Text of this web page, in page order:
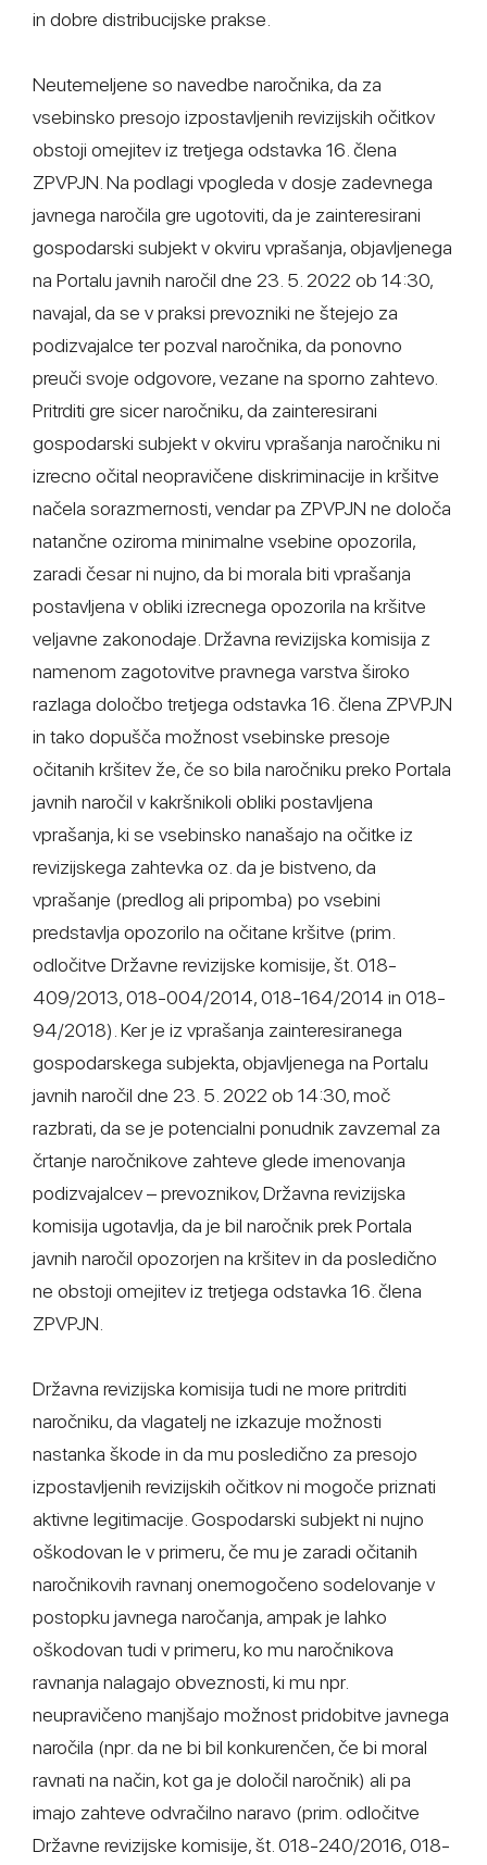
in dobre distribucijske prakse.
Neutemeljene so navedbe naročnika, da za
vsebinsko presojo izpostavljenih revizijskih očitkov
obstoji omejitev iz tretjega odstavka 16. člena
ZPVPJN. Na podlagi vpogleda v dosje zadevnega
javnega naročila gre ugotoviti, da je zainteresirani
gospodarski subjekt v okviru vprašanja, objavljenega
na Portalu javnih naročil dne 23. 5. 2022 ob 14:30,
navajal, da se v praksi prevozniki ne štejejo za
podizvajalce ter pozval naročnika, da ponovno
preuči svoje odgovore, vezane na sporno zahtevo.
Pritrditi gre sicer naročniku, da zainteresirani
gospodarski subjekt v okviru vprašanja naročniku ni
izrecno očital neopravičene diskriminacije in kršitve
načela sorazmernosti, vendar pa ZPVPJN ne določa
natančne oziroma minimalne vsebine opozorila,
zaradi česar ni nujno, da bi morala biti vprašanja
postavljena v obliki izrecnega opozorila na kršitve
veljavne zakonodaje. Državna revizijska komisija z
namenom zagotovitve pravnega varstva široko
razlaga določbo tretjega odstavka 16. člena ZPVPJN
in tako dopušča možnost vsebinske presoje
očitanih kršitev že, če so bila naročniku preko Portala
javnih naročil v kakršnikoli obliki postavljena
vprašanja, ki se vsebinsko nanašajo na očitke iz
revizijskega zahtevka oz. da je bistveno, da
vprašanje (predlog ali pripomba) po vsebini
predstavlja opozorilo na očitane kršitve (prim.
odločitve Državne revizijske komisije, št. 018-
409/2013, 018-004/2014, 018-164/2014 in 018-
94/2018). Ker je iz vprašanja zainteresiranega
gospodarskega subjekta, objavljenega na Portalu
javnih naročil dne 23. 5. 2022 ob 14:30, moč
razbrati, da se je potencialni ponudnik zavzemal za
črtanje naročnikove zahteve glede imenovanja
podizvajalcev – prevoznikov, Državna revizijska
komisija ugotavlja, da je bil naročnik prek Portala
javnih naročil opozorjen na kršitev in da posledično
ne obstoji omejitev iz tretjega odstavka 16. člena
ZPVPJN.
Državna revizijska komisija tudi ne more pritrditi
naročniku, da vlagatelj ne izkazuje možnosti
nastanka škode in da mu posledično za presojo
izpostavljenih revizijskih očitkov ni mogoče priznati
aktivne legitimacije. Gospodarski subjekt ni nujno
oškodovan le v primeru, če mu je zaradi očitanih
naročnikovih ravnanj onemogočeno sodelovanje v
postopku javnega naročanja, ampak je lahko
oškodovan tudi v primeru, ko mu naročnikova
ravnanja nalagajo obveznosti, ki mu npr.
neupravičeno manjšajo možnost pridobitve javnega
naročila (npr. da ne bi bil konkurenčen, če bi moral
ravnati na način, kot ga je določil naročnik) ali pa
imajo zahteve odvračilno naravo (prim. odločitve
Državne revizijske komisije, št. 018-240/2016, 018-